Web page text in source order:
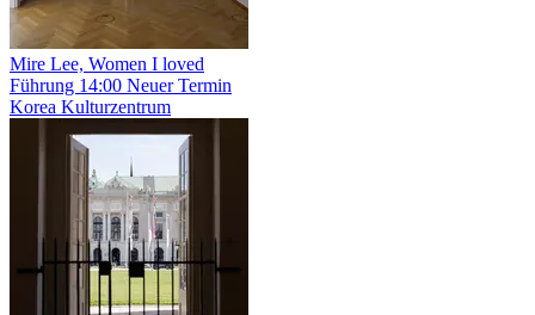
Mire Lee, Women I loved
Führung 14:00 Neuer Termin
Korea Kulturzentrum